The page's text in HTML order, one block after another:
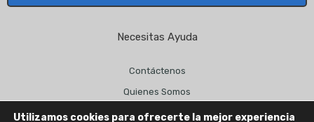
Necesitas Ayuda
Contáctenos
Quienes Somos
info@todoautoscr.com
Utilizamos cookies para ofrecerte la mejor experiencia